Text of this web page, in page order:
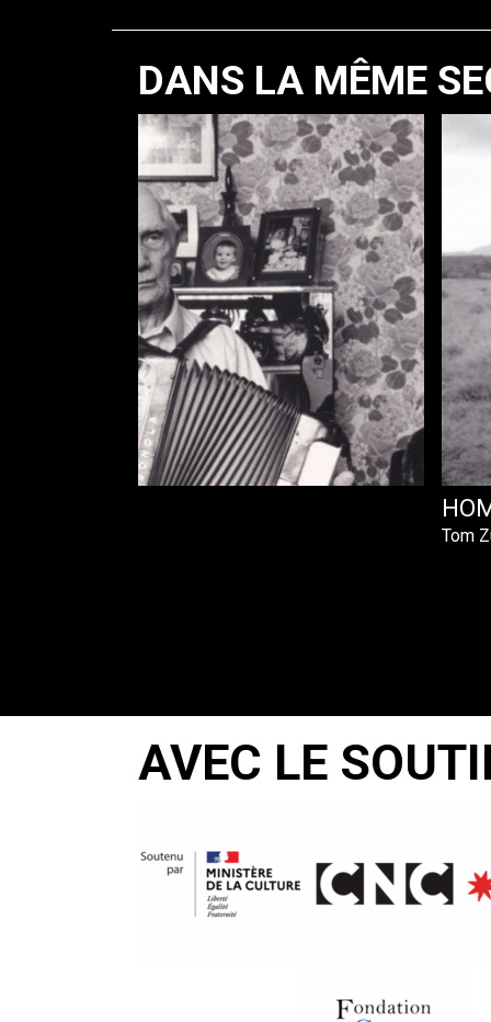
DANS LA MÊME
Tom
AVEC LE